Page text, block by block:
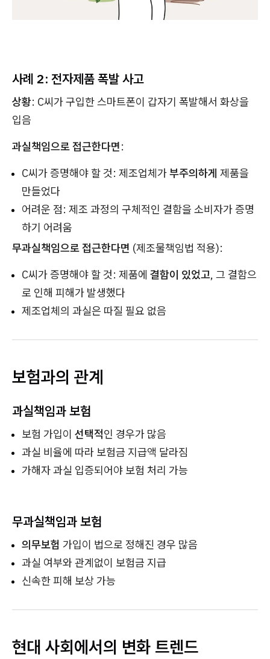
사례 2: 전자제품 폭발 사고
상황: C씨가 구입한 스마트폰이 갑자기 폭발해서 화상을
입음
과실책임으로 접근한다면:
C씨가 증명해야 할 것: 제조업체가부주의하게 제품을
만들었다
어려운 점: 제조 과정의 구체적인 결함을 소비자가 증명
하기 어려움
무과실책임으로 접근한다면 (제조물책임법 적용):
C씨가 증명해야 할 것: 제품에 결함이 있었고, 그 결함으
로 인해 피해가 발생했다
제조업체의 과실은 따질 필요 없음
보험과의 관계
과실책임과 보험
보험 가입이 선택적인 경우가 많음
과실 비율에 따라 보험금 지급액 달라짐
가해자 과실 입증되어야 보험 처리 가능
무과실책임과 보험
의무보험 가입이 법으로 정해진 경우 많음
과실 여부와 관계없이 보험금 지급
신속한 피해 보상 가능
현대 사회에서의 변화 트렌드